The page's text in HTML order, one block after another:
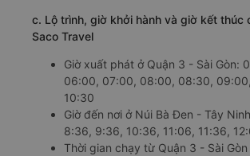
c. Lộ trình, giờ khởi hành và giờ kết thúc
Saco Travel
Giờ xuất phát ở Quận 3 - Sài Gòn:
06:00, 07:00, 08:00, 08:30,
10:30
Giờ đến nơi ở Núi Bà Đen - Tây
8:36, 9:36, 10:36, 11:06, 11:36,
Thời gian chạy từ Quận 3 - Sài